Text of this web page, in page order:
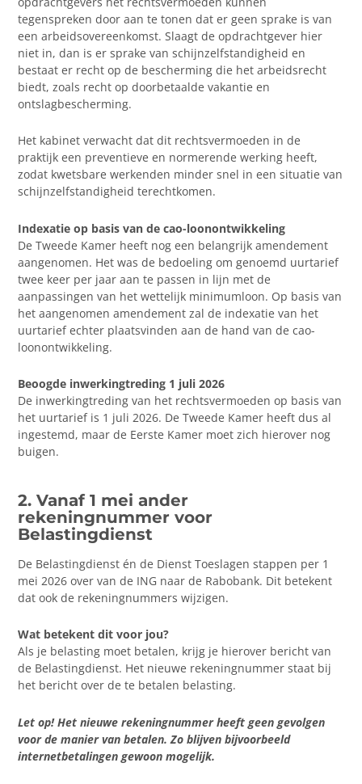
tegenspreken door aan te tonen dat er geen sprake is van
een arbeidsovereenkomst. Slaagt de opdrachtgever hier
niet in, dan is er sprake van schijnzelfstandigheid en
bestaat er recht op de bescherming die het arbeidsrecht
biedt, zoals recht op doorbetaalde vakantie en
ontslagbescherming.
Het kabinet verwacht dat dit rechtsvermoeden in de
praktijk een preventieve en normerende werking heeft,
zodat kwetsbare werkenden minder snel in een situatie van
schijnzelfstandigheid terechtkomen.
Indexatie op basis van de cao-loonontwikkeling
De Tweede Kamer heeft nog een belangrijk amendement
aangenomen. Het was de bedoeling om genoemd uurtarief
twee keer per jaar aan te passen in lijn met de
aanpassingen van het wettelijk minimumloon. Op basis van
het aangenomen amendement zal de indexatie van het
uurtarief echter plaatsvinden aan de hand van de cao-
loonontwikkeling.
Beoogde inwerkingtreding 1 juli 2026
De inwerkingtreding van het rechtsvermoeden op basis van
het uurtarief is 1 juli 2026. De Tweede Kamer heeft dus al
ingestemd, maar de Eerste Kamer moet zich hierover nog
buigen.
2. Vanaf 1 mei ander
rekeningnummer voor
Belastingdienst
De Belastingdienst én de Dienst Toeslagen stappen per 1
mei 2026 over van de ING naar de Rabobank. Dit betekent
dat ook de rekeningnummers wijzigen.
Wat betekent dit voor jou?
Als je belasting moet betalen, krijg je hierover bericht van
de Belastingdienst. Het nieuwe rekeningnummer staat bij
het bericht over de te betalen belasting.
Let op! Het nieuwe rekeningnummer heeft geen gevolgen
voor de manier van betalen. Zo blijven bijvoorbeeld
internetbetalingen gewoon mogelijk.